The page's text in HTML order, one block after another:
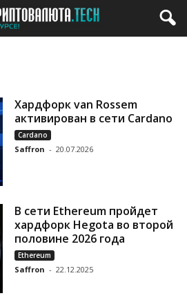
Хардфорк van Rossem
активирован в сети Cardano
Cardano
Saffron - 20.07.2026
В сети Ethereum пройдет
хардфорк Hegota во второй
половине 2026 года
Ethereum
Saffron - 22.12.2025